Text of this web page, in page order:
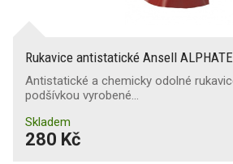
Rukavice antistatické Ansell
Antistatické a chemicky odolné
podšívkou vyrobené…
Skladem
280 Kč